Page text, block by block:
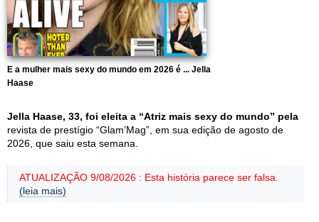
E a mulher mais sexy do mundo em 2026 é ... Jella
Haase
Jella Haase, 33, foi eleita a “Atriz mais sexy do mundo” pela
revista de prestígio “Glam’Mag”, em sua edição de agosto de
2026, que saiu esta semana.
ATUALIZAÇÃO 9/08/2026 : Esta história parece ser falsa.
(leia mais)